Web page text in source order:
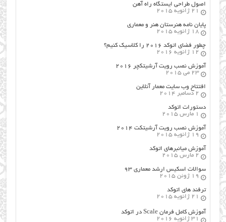
اصول طراحي ایستگاه راه آهن
21 ژانویه 2015
پایان نامه هنرستان هنر و معماري
18 ژانویه 2015
چطور فضای اتوکد ۲۰۱۶ را کلاسیک کنیم؟
12 ژانویه 2016
آموزش نصب رویت آرشیتکچر ۲۰۱۶
23 می 2015
افتتاح وب سایت معمار آنلاین
2 دسامبر 2014
دستورات اتوکد
1 مارس 2015
آموزش نصب رویت آرشیتکت ۲۰۱۴
19 ژانویه 2015
آموزش میانبرهای اتوکد
2 مارس 2015
سوالات اسکیس ارشد معماری ۹۳
19 ژوئن 2015
ترفند های اتوکد
21 ژانویه 2015
آموزش کامل فرمان Scale در اتوکد
31 ژانویه 2016